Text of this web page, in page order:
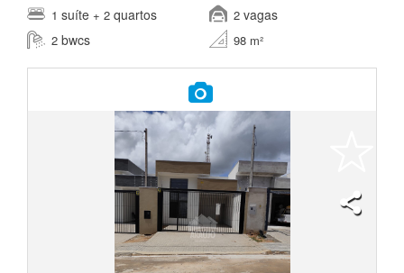
1 suíte + 2 quartos
2 bwcs
2 vagas
98 m²